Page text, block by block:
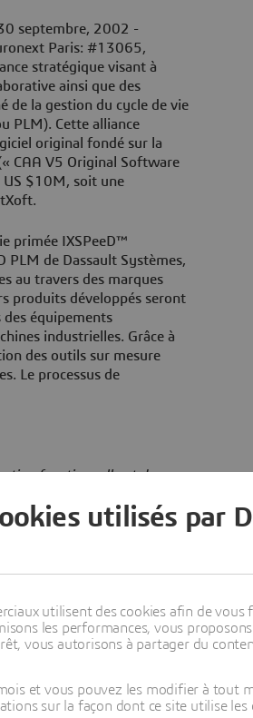
septembre, 2002 -
Paris: #13065,
stratégique visant à
ainsi que des
de la gestion du cycle de vie
PLM). Cette alliance
original fondé sur la
CAA V5 Original Software
US $10M, soit une
primée IXSPeeD™
PLM de Dassault Systèmes,
au travers des marques
produits développés seront
des équipements
industrielles. Grâce à
des outils sur mesure
Le processus de
fonctionnelle et de
à une solution à l’échelle
et Directeur Général
la valeur ajoutée que
à pouvoir tirer parti de notre
PLM.
représentait pour nos
des biens de
utilisés par
utilisent des cookies afin de
les performances, vous
vous autorisons à partager du
et vous pouvez les modifier à tout
sur la façon dont ce site utilise